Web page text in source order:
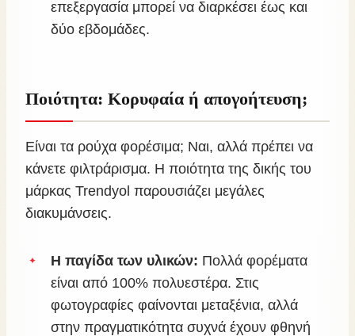
επεξεργασία μπορεί να διαρκέσει έως και
δύο εβδομάδες.
Ποιότητα: Κορυφαία ή απογοήτευση;
Είναι τα ρούχα φορέσιμα; Ναι, αλλά πρέπει να
κάνετε φιλτράρισμα. Η ποιότητα της δικής του
μάρκας Trendyol παρουσιάζει μεγάλες
διακυμάνσεις.
Η παγίδα των υλικών: Πολλά φορέματα
είναι από 100% πολυεστέρα. Στις
φωτογραφίες φαίνονται μεταξένια, αλλά
στην πραγματικότητα συχνά έχουν φθηνή